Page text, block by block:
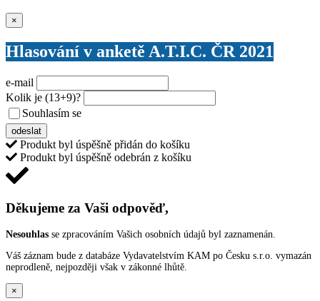
×
Hlasování v anketě A.T.I.C. ČR 2021
e-mail
Kolik je (13+9)?
Souhlasím se
odeslat
Produkt byl úspěšně přidán do košíku
Produkt byl úspěšně odebrán z košíku
Děkujeme za Vaši odpověď,
Nesouhlas se zpracováním Vašich osobních údajů byl zaznamenán.
Váš záznam bude z databáze Vydavatelstvím KAM po Česku s.r.o. vymazán
neprodleně, nejpozději však v zákonné lhůtě.
×